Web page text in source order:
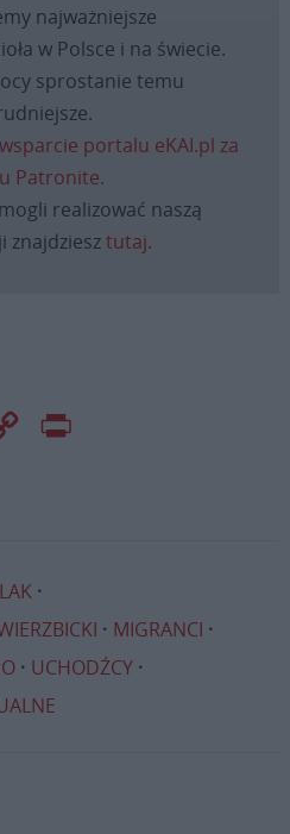
najważniejsze
w Polsce i na świecie.
sprostanie temu
wsparcie portalu eKAI.pl za
Patronite.
realizować naszą
znajdziesztutaj.
Copy
MIGRANCI
UCHODŹCY